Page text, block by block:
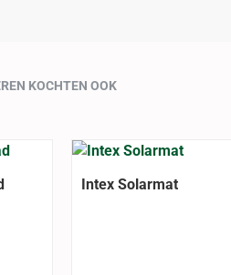
KOCHTEN OOK
Intex Solarmat